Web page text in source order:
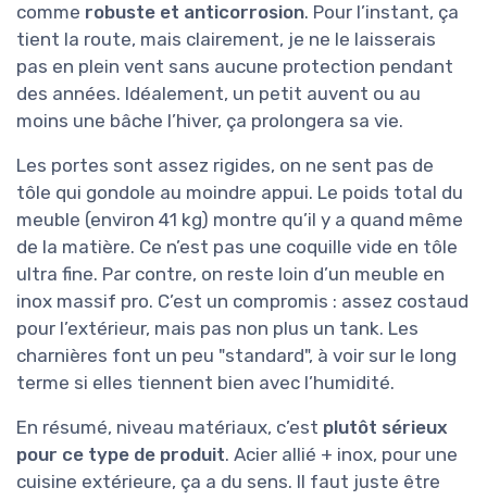
comme robuste et anticorrosion. Pour l’instant, ça
tient la route, mais clairement, je ne le laisserais
pas en plein vent sans aucune protection pendant
des années. Idéalement, un petit auvent ou au
moins une bâche l’hiver, ça prolongera sa vie.
Les portes sont assez rigides, on ne sent pas de
tôle qui gondole au moindre appui. Le poids total du
meuble (environ 41 kg) montre qu’il y a quand même
de la matière. Ce n’est pas une coquille vide en tôle
ultra fine. Par contre, on reste loin d’un meuble en
inox massif pro. C’est un compromis : assez costaud
pour l’extérieur, mais pas non plus un tank. Les
charnières font un peu "standard", à voir sur le long
terme si elles tiennent bien avec l’humidité.
En résumé, niveau matériaux, c’est plutôt sérieux
pour ce type de produit. Acier allié + inox, pour une
cuisine extérieure, ça a du sens. Il faut juste être